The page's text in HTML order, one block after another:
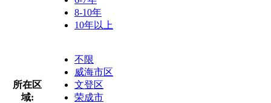
8-10年
10年以上
所在区
域:
不限
威海市区
文登区
荣成市